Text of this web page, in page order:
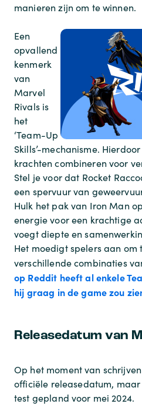
manieren zijn om te winnen.
Een
opvallend
kenmerk
van
Marvel
Rivals is
het
‘Team-Up
Skills’-mechanisme.
krachten combineren voor
Stel je voor dat Rocket
een spervuur ​​van
Hulk het pak van Iron Man
energie voor een krachtige
voegt diepte en
Het moedigt spelers aan
verschillende combinaties
op Reddit heeft al enkele
hij graag in de game zou
Releasedatum van
Op het moment van
officiële releasedatum,
test gepland voor mei 2024.